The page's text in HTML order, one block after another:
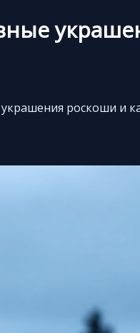
роскоши и